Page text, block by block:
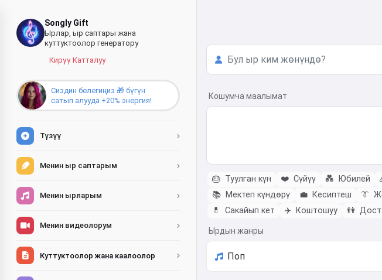
Songly Gift
Ырлар, ыр саптары жана
куттуктоолор генератору
Кирүү·Катталуу
Сиздин белегиңиз 🎁 бүгүн
сатып алууда +20% энергия!
Түзүү
Менин ыр саптарым
Менин ырларым
Менин видеолорум
Куттуктоолор жана каалоолор
Кошумча маалымат
🎂 Туулган күн ❤️ Сүйүү 💑 Юбилей
📚 Мектеп күндөрү 💼 Кесиптеш 👔
💊
Сакайып кет ✈️ Коштошуу 👫
Ырдын жанры